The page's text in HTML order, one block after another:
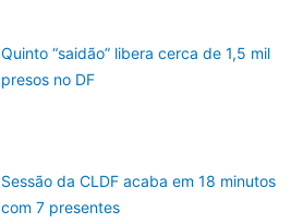
Quinto “saidão” libera cerca de 1,5 mil
presos no DF
Sessão da CLDF acaba em 18 minutos
com 7 presentes